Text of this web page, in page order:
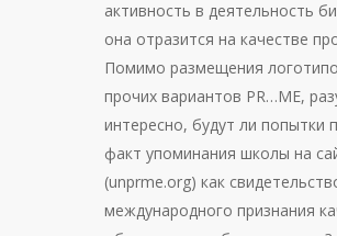
активность в деятельность
она отразится на качестве
Помимо размещения
прочих вариантов PR…ME,
интересно, будут ли попытки
факт упоминания школы на
(unprme.org) как
международного признания